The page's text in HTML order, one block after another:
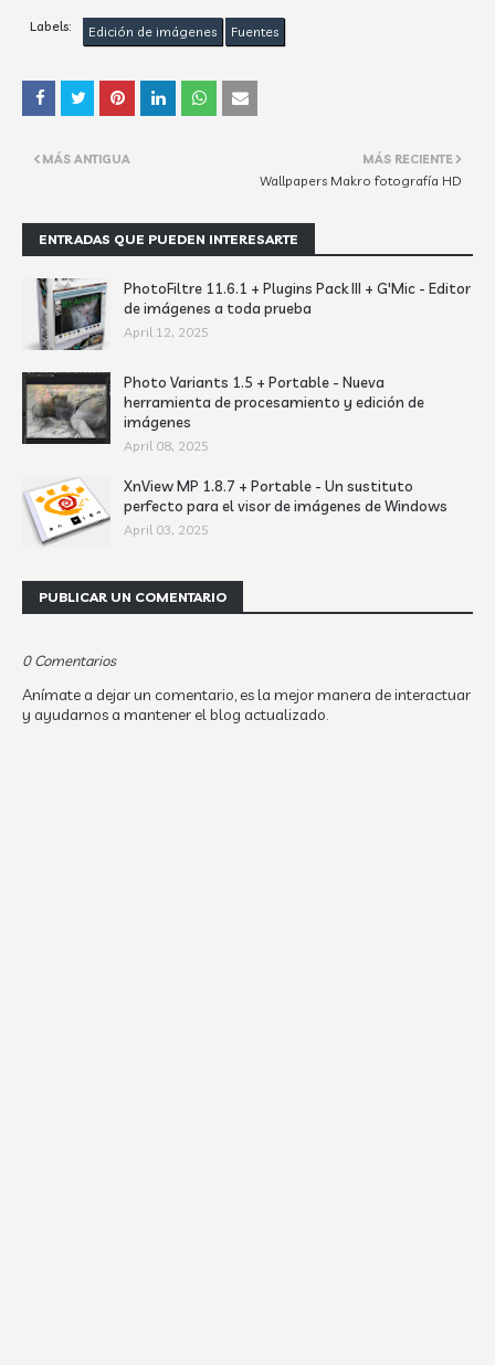
Labels: Edición de imágenes Fuentes
MÁS RECIENTE
Wallpapers Makro fotografía HD
MÁS ANTIGUA
ENTRADAS QUE PUEDEN INTERESARTE
PhotoFiltre 11.6.1 + Plugins Pack III + G'Mic - Editor
de imágenes a toda prueba
April 12, 2025
Photo Variants 1.5 + Portable - Nueva
herramienta de procesamiento y edición de
imágenes
April 08, 2025
XnView MP 1.8.7 + Portable - Un sustituto
perfecto para el visor de imágenes de Windows
April 03, 2025
PUBLICAR UN COMENTARIO
0 Comentarios
Anímate a dejar un comentario, es la mejor manera de interactuar
y ayudarnos a mantener el blog actualizado.